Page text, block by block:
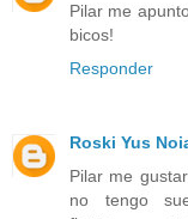
Pilar me
bicos!
Responder
Roski Yus
Pilar me
no tengo